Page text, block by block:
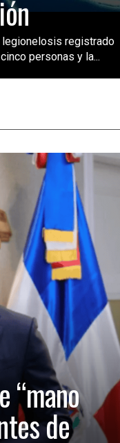
legionelosis registrado
personas y la...
“mano
de